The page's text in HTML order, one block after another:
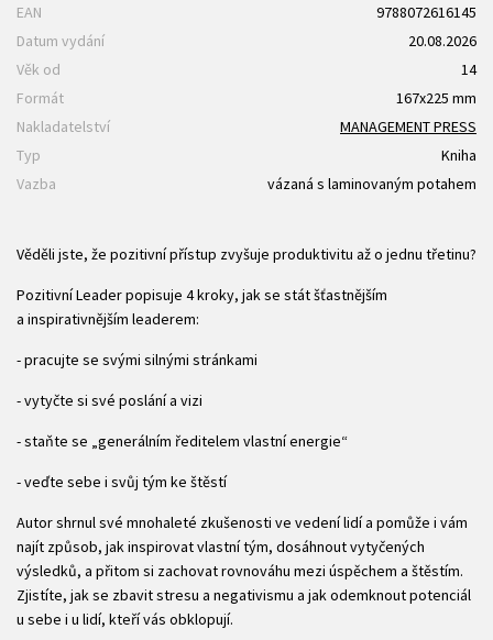
EAN
9788072616145
Datum vydání
20.08.2026
Věk od
14
Formát
167x225 mm
Nakladatelství
MANAGEMENT PRESS
Typ
Kniha
Vazba
vázaná s laminovaným potahem
Věděli jste, že pozitivní přístup zvyšuje produktivitu až o jednu třetinu?
Pozitivní Leader popisuje 4 kroky, jak se stát šťastnějším
a inspirativnějším leaderem:
- pracujte se svými silnými stránkami
- vytyčte si své poslání a vizi
- staňte se „generálním ředitelem vlastní energie“
- veďte sebe i svůj tým ke štěstí
Autor shrnul své mnohaleté zkušenosti ve vedení lidí a pomůže i vám
najít způsob, jak inspirovat vlastní tým, dosáhnout vytyčených
výsledků, a přitom si zachovat rovnováhu mezi úspěchem a štěstím.
Zjistíte, jak se zbavit stresu a negativismu a jak odemknout potenciál
u sebe i u lidí, kteří vás obklopují.